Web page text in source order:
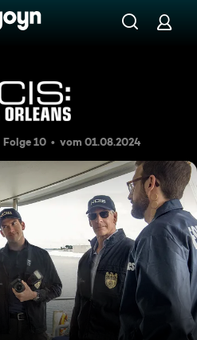
Staatsfeind Nr. 1
Folge 10 vom 01.08.2024